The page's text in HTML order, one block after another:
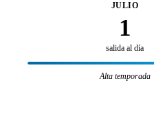
JULIO
1
salida al día
Alta temporada